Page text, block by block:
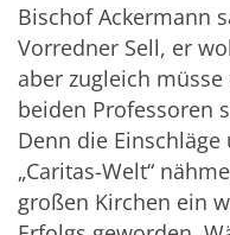
Bischof Ackermann
Vorredner Sell, er
aber zugleich
beiden Professoren
Denn die
„Caritas-Welt“
großen Kirchen ein